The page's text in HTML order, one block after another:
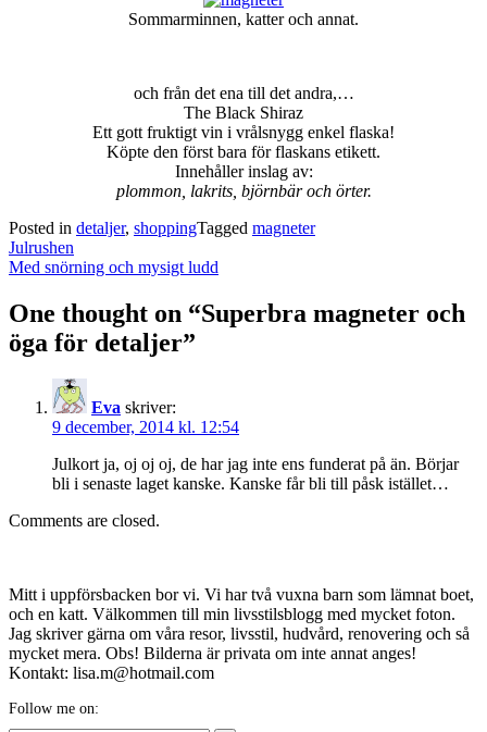
Sommarminnen, katter och annat.
och från det ena till det andra,…
The Black Shiraz
Ett gott fruktigt vin i vrålsnygg enkel flaska!
Köpte den först bara för flaskans etikett.
Innehåller inslag av:
plommon, lakrits, björnbär och örter.
Posted in detaljer, shoppingTagged magneter
Post
navigation
Julrushen
Med snörning och mysigt ludd
One thought on “Superbra magneter och
öga för detaljer”
Eva skriver:
9 december, 2014 kl. 12:54
Julkort ja, oj oj oj, de har jag inte ens funderat på än. Börjar
bli i senaste laget kanske. Kanske får bli till påsk istället…
Comments are closed.
Mitt i uppförsbacken bor vi. Vi har två vuxna barn som lämnat boet,
och en katt. Välkommen till min livsstilsblogg med mycket foton.
Jag skriver gärna om våra resor, livsstil, hudvård, renovering och så
mycket mera. Obs! Bilderna är privata om inte annat anges!
Kontakt: lisa.m@hotmail.com
Follow me on: